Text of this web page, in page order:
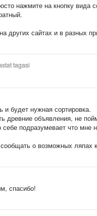
нажмите на кнопку вида
других сайтах и в разных
tagasi
будет нужная сортировка.
древние объявления, не
себе подразумевает что
о возможных ляпах
спасибо!